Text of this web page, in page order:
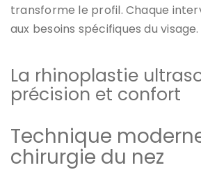
transforme le profil. Chaque
aux besoins spécifiques du visage.
La rhinoplastie
précision et confort
Technique
chirurgie du nez